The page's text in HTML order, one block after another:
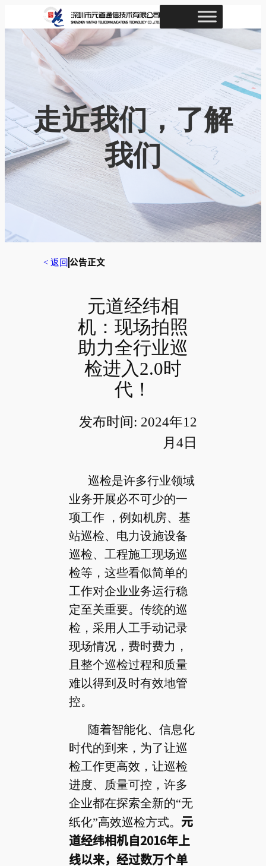
走近我们，了解
我们
< 返回 公告正文
元道经纬相
机：现场拍照
助力全行业巡
检进入2.0时
代！
发布时间: 2024年12
月4日
巡检是许多行业领域
业务开展必不可少的一
项工作 ，例如机房、基
站巡检、电力设施设备
巡检、工程施工现场巡
检等，这些看似简单的
工作对企业业务运行稳
定至关重要。传统的巡
检，采用人工手动记录
现场情况，费时费力，
且整个巡检过程和质量
难以得到及时有效地管
控。
随着智能化、信息化
时代的到来，为了让巡
检工作更高效，让巡检
进度、质量可控，许多
企业都在探索全新的“无
纸化”高效巡检方式。
元
道经纬相机自2016年上
线以来，经过数万个单